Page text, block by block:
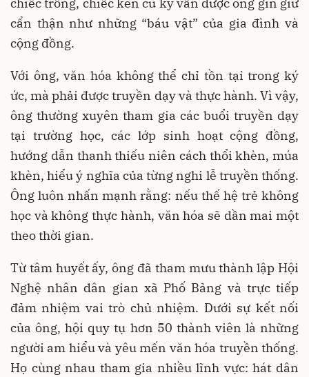
chiếc trống, chiếc kèn cũ kỹ vẫn được ông gìn giữ
cẩn thận như những “báu vật” của gia đình và
cộng đồng.
Với ông, văn hóa không thể chỉ tồn tại trong ký
ức, mà phải được truyền dạy và thực hành. Vì vậy,
ông thường xuyên tham gia các buổi truyền dạy
tại trường học, các lớp sinh hoạt cộng đồng,
hướng dẫn thanh thiếu niên cách thổi khèn, múa
khèn, hiểu ý nghĩa của từng nghi lễ truyền thống.
Ông luôn nhấn mạnh rằng: nếu thế hệ trẻ không
học và không thực hành, văn hóa sẽ dần mai một
theo thời gian.
Từ tâm huyết ấy, ông đã tham mưu thành lập Hội
Nghệ nhân dân gian xã Phố Bảng và trực tiếp
đảm nhiệm vai trò chủ nhiệm. Dưới sự kết nối
của ông, hội quy tụ hơn 50 thành viên là những
người am hiểu và yêu mến văn hóa truyền thống.
Họ cùng nhau tham gia nhiều lĩnh vực: hát dân